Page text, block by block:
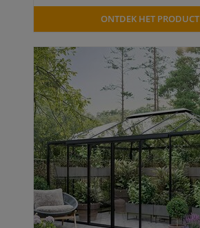
ONTDEK HET PRODUCT